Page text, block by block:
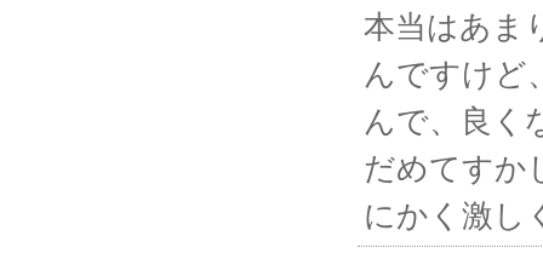
本当はあま
んですけど
んで、良
だめてすか
にかく激し